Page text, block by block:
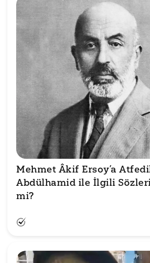
Mehmet Âkif Ersoy’a
Abdülhamid ile İlgili
mi?